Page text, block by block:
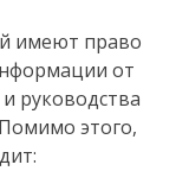
имеют право
от
руководства
этого,